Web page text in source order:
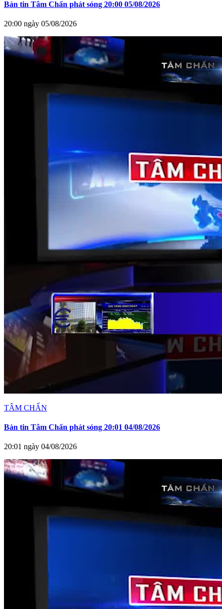
Bản tin Tâm Chấn phát sóng 20:00 05/08/2026
20:00 ngày 05/08/2026
TÂM CHẤN
Bản tin Tâm Chấn phát sóng 20:01 04/08/2026
20:01 ngày 04/08/2026